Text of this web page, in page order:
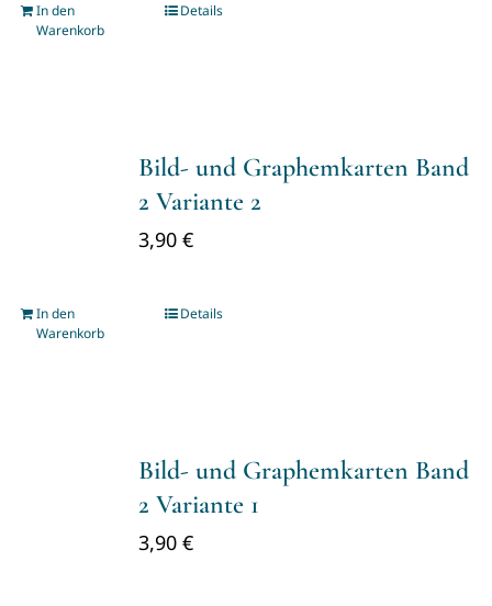
In den
Warenkorb
Details
Bild- und Graphemkarten Band
2 Variante 2
3,90 €
In den
Warenkorb
Details
Bild- und Graphemkarten Band
2 Variante 1
3,90 €